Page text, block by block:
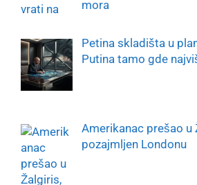
mora
Petina skladišta u
Putina tamo gde
Amerikanac prešao u
pozajmljen Londonu